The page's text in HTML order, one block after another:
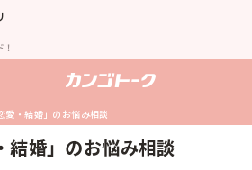
愛・結婚」のお悩み相談
結婚」のお悩み相談